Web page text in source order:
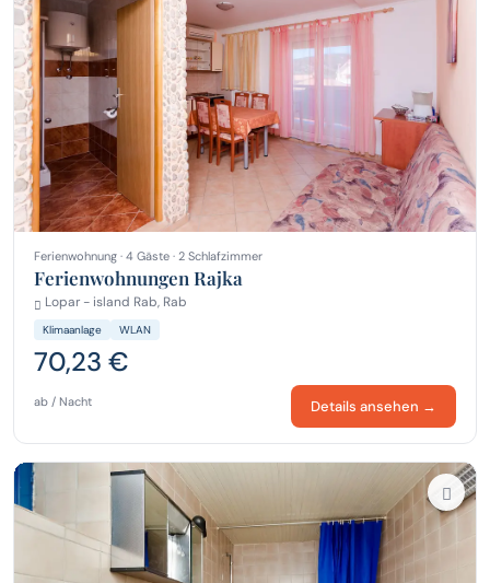
Ferienwohnung · 4 Gäste · 2 Schlafzimmer
Ferienwohnungen Rajka
Lopar - island Rab, Rab
Klimaanlage WLAN
70,23 €
ab / Nacht Details ansehen →